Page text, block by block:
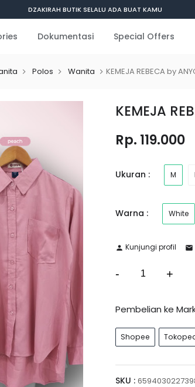
DZAKIRAH BUTIK SELALU ADA BUAT KAMU
Dokumentasi Special Offers
Polos Wanita KEMEJA REBECA by
KEMEJA
Rp. 119.000
Ukuran : M
Warna : White
Kunjungi profil
- +
Pembelian ke
Shopee
SKU :